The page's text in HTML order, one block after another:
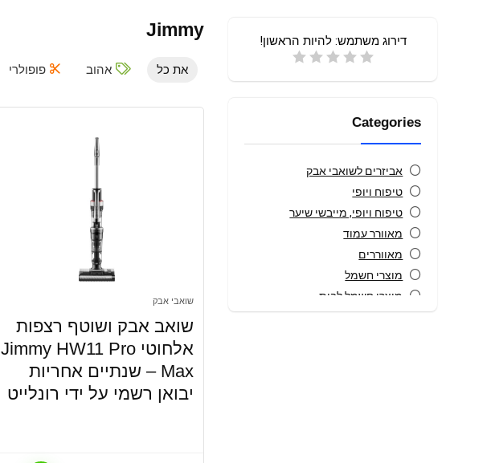
Jimmy
דירוג משתמש:להיות הראשון!
Categories
אביזרים לשואבי אבק
טיפוח ויופי
טיפוח ויופי, מייבשי שיער
מאוורר עמוד
מאווררים
מוצרי חשמל
מוצרי חשמל לבית
את כל אהוב פופולרי
שואבי אבק
שואב אבק ושוטף רצפות
אלחוטי Jimmy HW11 Pro
Max – שנתיים אחריות
יבואן רשמי על ידי רונלייט